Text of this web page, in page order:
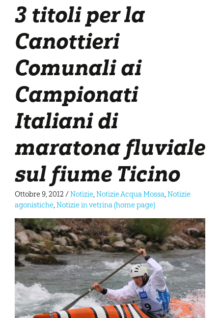
3 titoli per la
Canottieri
Comunali ai
Campionati
Italiani di
maratona fluviale
sul fiume Ticino
Ottobre 9, 2012 /Notizie,Notizie Acqua Mossa,Notizie
agonistiche,Notizie in vetrina (home page)